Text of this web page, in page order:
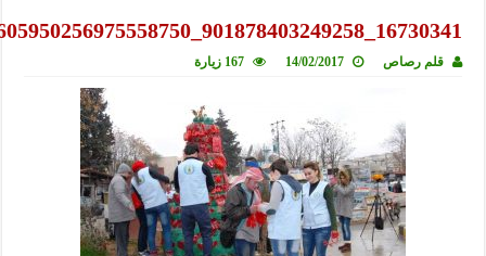
قلم رصاص 14/02/2017 167 زيارة